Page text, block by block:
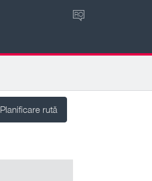
RO
Planificare rută